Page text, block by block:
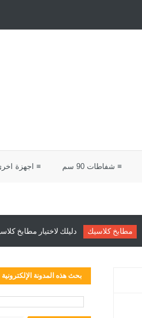
≡ شفاطات 90 سم ≡ اجهزة
دليلك لاختيار مطابخ كلاسيك من شركة مارنكو
بحث هذه المدونة الإلكترونية